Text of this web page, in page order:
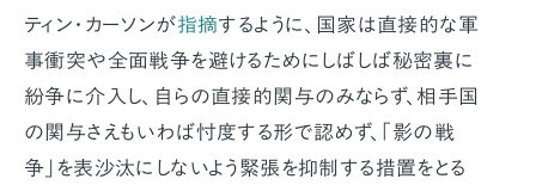
ティン・カーソンが指摘するように、国家は直接的な軍
事衝突や全面戦争を避けるためにしばしば秘密裏に
紛争に介入し、自らの直接的関与のみならず、相手国
の関与さえもいわば忖度する形で認めず、「影の戦
争」を表沙汰にしないよう緊張を抑制する措置をとる